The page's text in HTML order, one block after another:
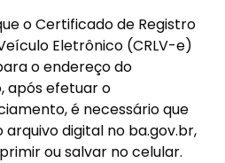
o Certificado de Registro
Eletrônico (CRLV-e)
o endereço do
após efetuar o
é necessário que
digital no ba.gov.br,
ou salvar no celular.